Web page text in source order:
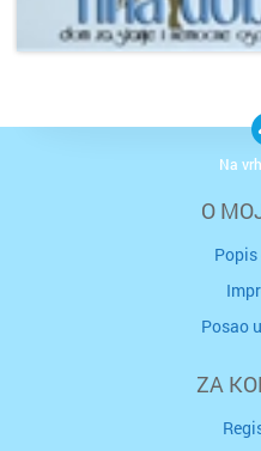
O
Posao
ZA
Na